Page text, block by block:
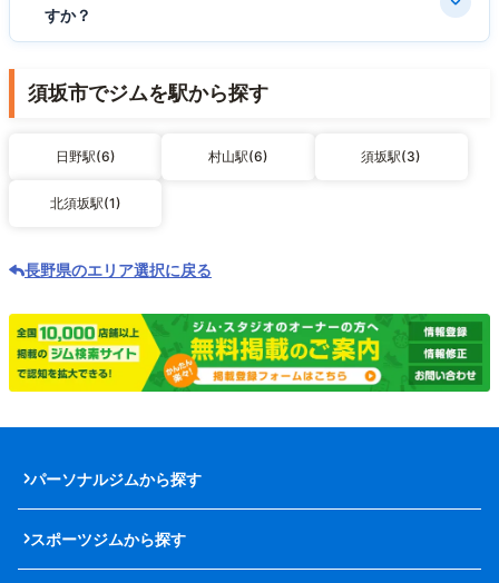
すか？
須坂市でジムを駅から探す
日野駅(6) 村山駅(6) 須坂駅(3)
北須坂駅(1)
長野県のエリア選択に戻る
パーソナルジムから探す
スポーツジムから探す